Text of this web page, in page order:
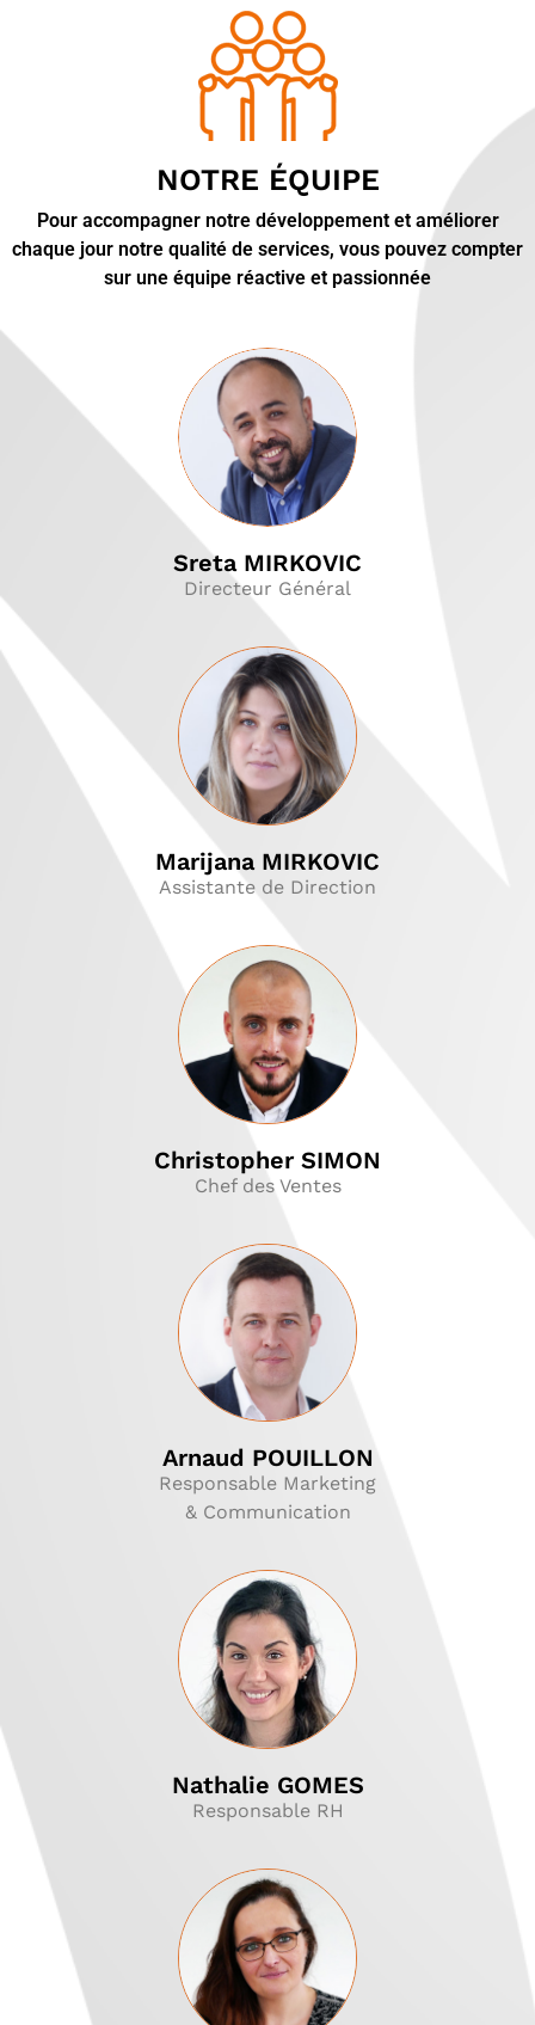
NOTRE ÉQUIPE
Pour accompagner notre développement et améliorer
chaque jour notre qualité de services, vous pouvez compter
sur une équipe réactive et passionnée
Sreta MIRKOVIC
Directeur Général
Marijana MIRKOVIC
Assistante de Direction
Christopher SIMON
Chef des Ventes
Arnaud POUILLON
Responsable Marketing
& Communication
Nathalie GOMES
Responsable RH